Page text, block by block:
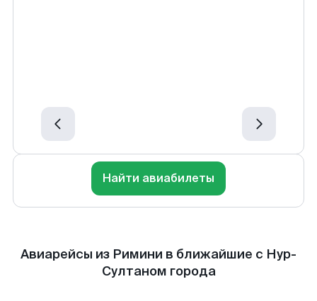
Найти авиабилеты
Авиарейсы из Римини в ближайшие с Нур-
Султаном города